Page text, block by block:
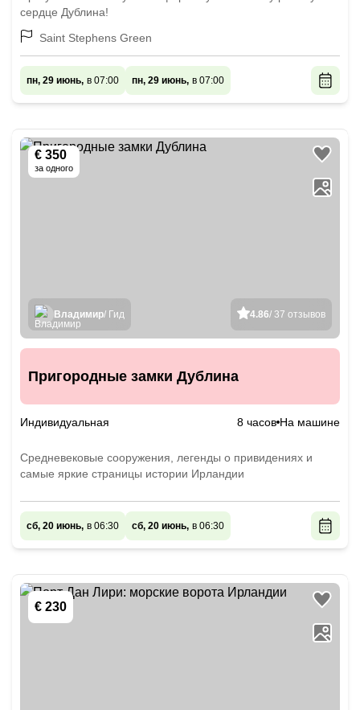
сердце Дублина!
Saint Stephens Green
пн, 29 июнь, в 07:00 пн, 29 июнь, в 07:00
€ 350
за одного
4.86/ 37 отзывов
Владимир/ Гид
Пригородные замки Дублина
Индивидуальная 8 часов На машине
Средневековые сооружения, легенды о привидениях и
самые яркие страницы истории Ирландии
сб, 20 июнь, в 06:30 сб, 20 июнь, в 06:30
€ 230